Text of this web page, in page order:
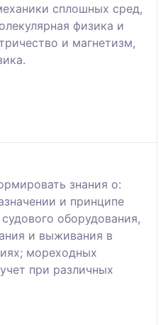
сплошных сред,
физика и
и магнетизм,
знания о:
и принципе
оборудования,
и выживания в
мореходных
при различных